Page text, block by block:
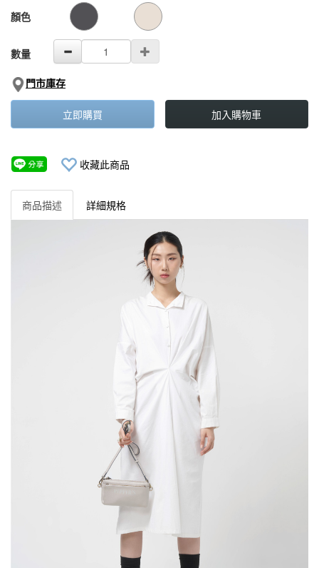
GOODS000000000000001683608
顏色
數量
門市庫存
立即購買 加入購物車
收藏此商品
商品描述 詳細規格